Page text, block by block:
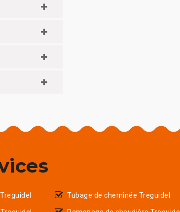
Tubage de cheminée Treguidel